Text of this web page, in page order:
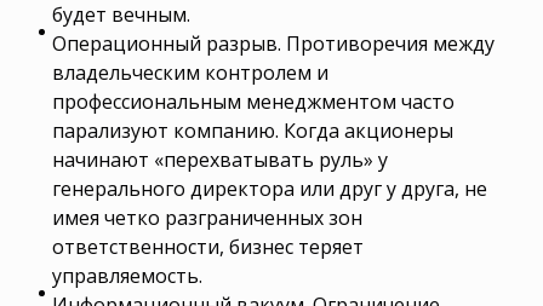
будет вечным.
Операционный разрыв. Противоречия между
владельческим контролем и
профессиональным менеджментом часто
парализуют компанию. Когда акционеры
начинают «перехватывать руль» у
генерального директора или друг у друга, не
имея четко разграниченных зон
ответственности, бизнес теряет
управляемость.